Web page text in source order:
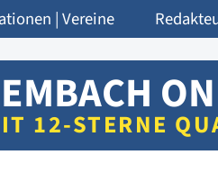
| Vereine
12-STERNE